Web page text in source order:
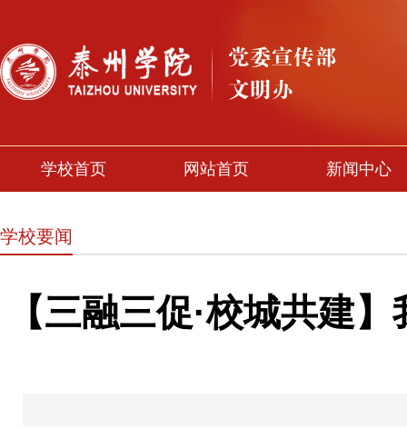
学校首页 网站首页 新闻中心
学校要闻
【三融三促·校城共建